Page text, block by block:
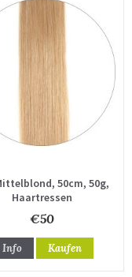
50cm, 50g,
Haartressen
€50
Info Kaufen